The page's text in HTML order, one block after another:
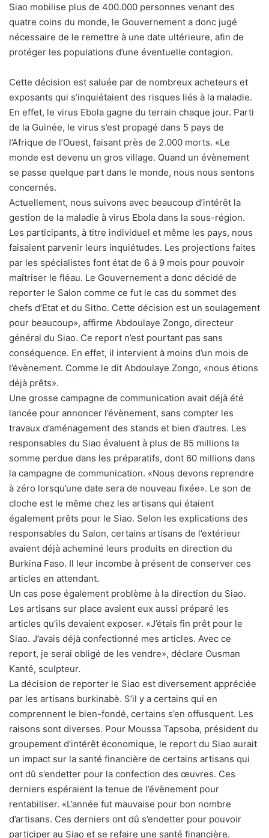
Siao mobilise plus de 400.000 personnes venant des
quatre coins du monde, le Gouvernement a donc jugé
nécessaire de le remettre à une date ultérieure, afin de
protéger les populations d’une éventuelle contagion.
Cette décision est saluée par de nombreux acheteurs et
exposants qui s’inquiétaient des risques liés à la maladie.
En effet, le virus Ebola gagne du terrain chaque jour. Parti
de la Guinée, le virus s’est propagé dans 5 pays de
l’Afrique de l’Ouest, faisant près de 2.000 morts. «Le
monde est devenu un gros village. Quand un évènement
se passe quelque part dans le monde, nous nous sentons
concernés.
Actuellement, nous suivons avec beaucoup d’intérêt la
gestion de la maladie à virus Ebola dans la sous-région.
Les participants, à titre individuel et même les pays, nous
faisaient parvenir leurs inquiétudes. Les projections faites
par les spécialistes font état de 6 à 9 mois pour pouvoir
maîtriser le fléau. Le Gouvernement a donc décidé de
reporter le Salon comme ce fut le cas du sommet des
chefs d’Etat et du Sitho. Cette décision est un soulagement
pour beaucoup», affirme Abdoulaye Zongo, directeur
général du Siao. Ce report n’est pourtant pas sans
conséquence. En effet, il intervient à moins d’un mois de
l’évènement. Comme le dit Abdoulaye Zongo, «nous étions
déjà prêts».
Une grosse campagne de communication avait déjà été
lancée pour annoncer l’évènement, sans compter les
travaux d’aménagement des stands et bien d’autres. Les
responsables du Siao évaluent à plus de 85 millions la
somme perdue dans les préparatifs, dont 60 millions dans
la campagne de communication. «Nous devons reprendre
à zéro lorsqu’une date sera de nouveau fixée». Le son de
cloche est le même chez les artisans qui étaient
également prêts pour le Siao. Selon les explications des
responsables du Salon, certains artisans de l’extérieur
avaient déjà acheminé leurs produits en direction du
Burkina Faso. Il leur incombe à présent de conserver ces
articles en attendant.
Un cas pose également problème à la direction du Siao.
Les artisans sur place avaient eux aussi préparé les
articles qu’ils devaient exposer. «J’étais fin prêt pour le
Siao. J’avais déjà confectionné mes articles. Avec ce
report, je serai obligé de les vendre», déclare Ousman
Kanté, sculpteur.
La décision de reporter le Siao est diversement appréciée
par les artisans burkinabè. S’il y a certains qui en
comprennent le bien-fondé, certains s’en offusquent. Les
raisons sont diverses. Pour Moussa Tapsoba, président du
groupement d’intérêt économique, le report du Siao aurait
un impact sur la santé financière de certains artisans qui
ont dû s’endetter pour la confection des œuvres. Ces
derniers espéraient la tenue de l’évènement pour
rentabiliser. «L’année fut mauvaise pour bon nombre
d’artisans. Ces derniers ont dû s’endetter pour pouvoir
participer au Siao et se refaire une santé financière.